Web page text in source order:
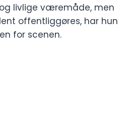
livlige væremåde, men
offentliggøres, har hun
for scenen.